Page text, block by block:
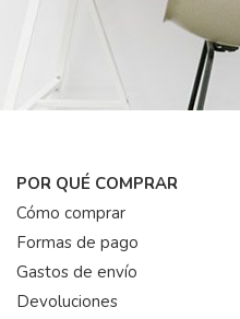
POR QUÉ COMPRAR
Cómo comprar
Formas de pago
Gastos de envío
Devoluciones